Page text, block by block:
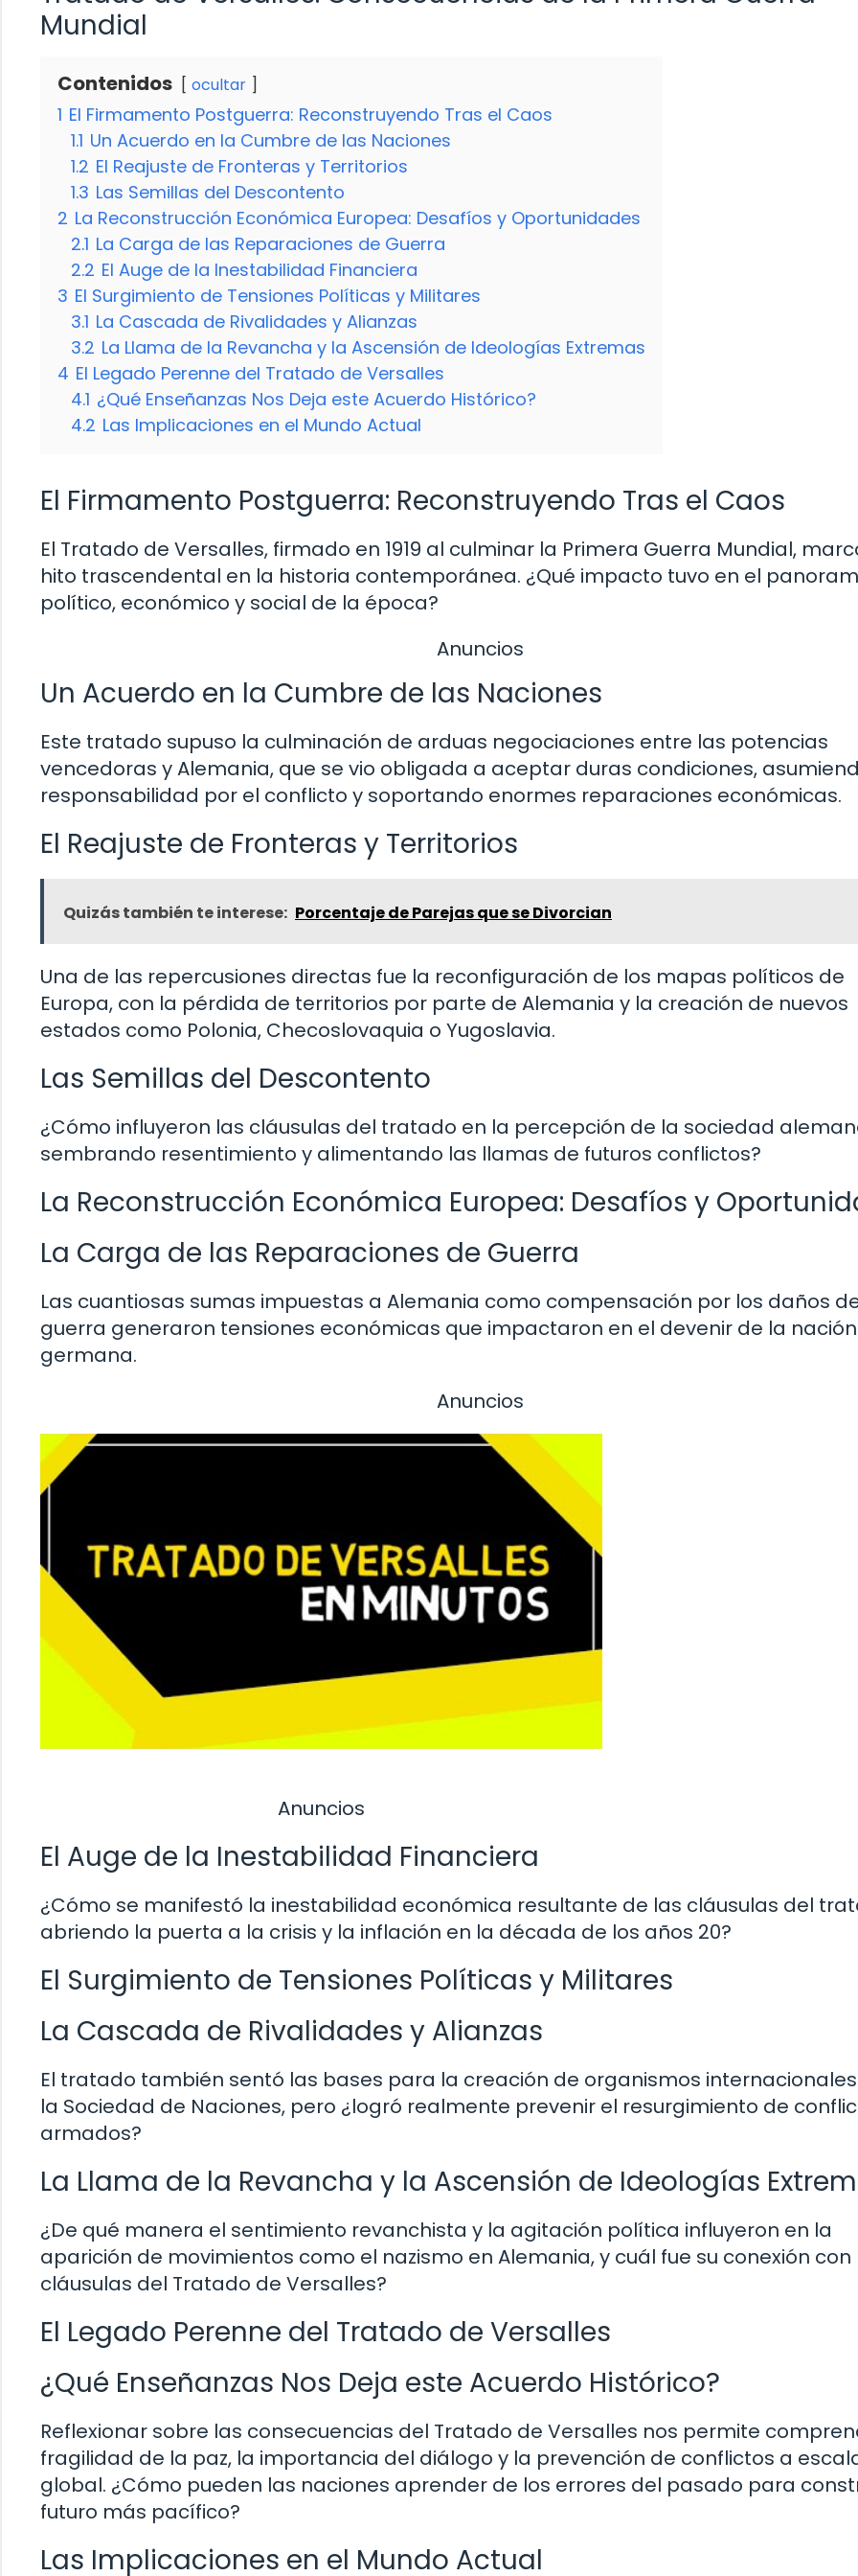
Mundial
Contenidos ocultar
1 El Firmamento Postguerra: Reconstruyendo Tras el Caos
1.1 Un Acuerdo en la Cumbre de las Naciones
1.2 El Reajuste de Fronteras y Territorios
1.3 Las Semillas del Descontento
2 La Reconstrucción Económica Europea: Desafíos y Oportunidades
2.1 La Carga de las Reparaciones de Guerra
2.2 El Auge de la Inestabilidad Financiera
3 El Surgimiento de Tensiones Políticas y Militares
3.1 La Cascada de Rivalidades y Alianzas
3.2 La Llama de la Revancha y la Ascensión de Ideologías Extremas
4 El Legado Perenne del Tratado de Versalles
4.1 ¿Qué Enseñanzas Nos Deja este Acuerdo Histórico?
4.2 Las Implicaciones en el Mundo Actual
El Firmamento Postguerra: Reconstruyendo Tras el Caos
El Tratado de Versalles, firmado en 1919 al culminar la Primera Guerra Mundial,
hito trascendental en la historia contemporánea. ¿Qué impacto tuvo en el
político, económico y social de la época?
Anuncios
Un Acuerdo en la Cumbre de las Naciones
Este tratado supuso la culminación de arduas negociaciones entre las potencias
vencedoras y Alemania, que se vio obligada a aceptar duras condiciones,
responsabilidad por el conflicto y soportando enormes reparaciones económicas.
El Reajuste de Fronteras y Territorios
Quizás también te interese: Porcentaje de Parejas que se Divorcian
Una de las repercusiones directas fue la reconfiguración de los mapas políticos de
Europa, con la pérdida de territorios por parte de Alemania y la creación de nuevos
estados como Polonia, Checoslovaquia o Yugoslavia.
Las Semillas del Descontento
¿Cómo influyeron las cláusulas del tratado en la percepción de la sociedad
sembrando resentimiento y alimentando las llamas de futuros conflictos?
La Reconstrucción Económica Europea: Desafíos y
La Carga de las Reparaciones de Guerra
Las cuantiosas sumas impuestas a Alemania como compensación por los daños
guerra generaron tensiones económicas que impactaron en el devenir de la nación
germana.
Anuncios
Anuncios
El Auge de la Inestabilidad Financiera
¿Cómo se manifestó la inestabilidad económica resultante de las cláusulas del
abriendo la puerta a la crisis y la inflación en la década de los años 20?
El Surgimiento de Tensiones Políticas y Militares
La Cascada de Rivalidades y Alianzas
El tratado también sentó las bases para la creación de organismos
la Sociedad de Naciones, pero ¿logró realmente prevenir el resurgimiento de
armados?
La Llama de la Revancha y la Ascensión de Ideologías
¿De qué manera el sentimiento revanchista y la agitación política influyeron en la
aparición de movimientos como el nazismo en Alemania, y cuál fue su conexión con
cláusulas del Tratado de Versalles?
El Legado Perenne del Tratado de Versalles
¿Qué Enseñanzas Nos Deja este Acuerdo Histórico?
Reflexionar sobre las consecuencias del Tratado de Versalles nos permite
fragilidad de la paz, la importancia del diálogo y la prevención de conflictos a
global. ¿Cómo pueden las naciones aprender de los errores del pasado para
futuro más pacífico?
Las Implicaciones en el Mundo Actual